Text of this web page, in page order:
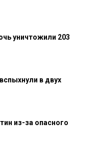
уничтожили 203
в двух
из-за опасного